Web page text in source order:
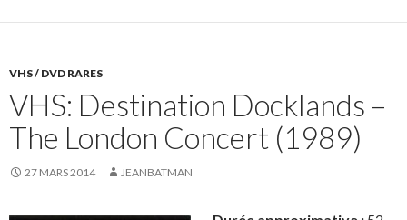
VHS / DVD RARES
VHS: Destination Docklands –
The London Concert (1989)
27 MARS 2014 JEANBATMAN